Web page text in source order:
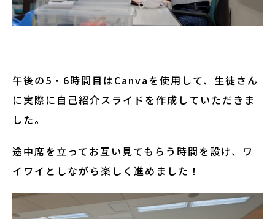
午後の5・6時間目はCanvaを使用して、生徒さん
に実際に自己紹介スライドを作成していただきま
した。
途中席を立ってお互い見てもらう時間を設け、ワ
イワイとしながら楽しく進めました！